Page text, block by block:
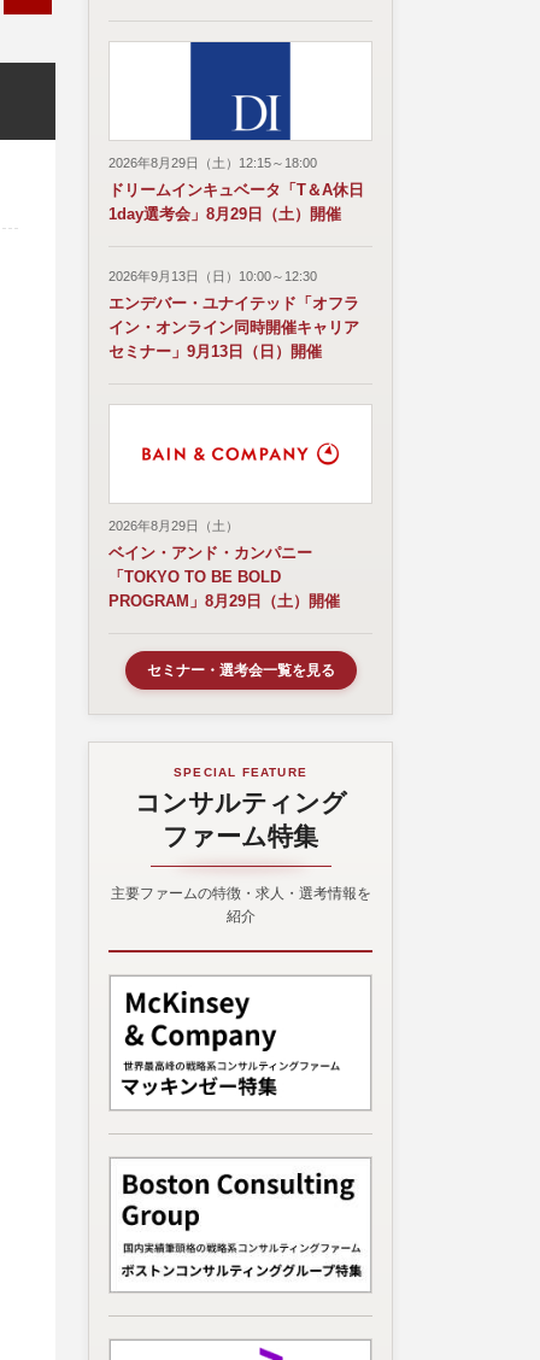
2026年8月29日（土）12:15～18:00
ドリームインキュベータ「T＆A休日
1day選考会」8月29日（土）開催
2026年9月13日（日）10:00～12:30
エンデバー・ユナイテッド「オフラ
イン・オンライン同時開催キャリア
セミナー」9月13日（日）開催
2026年8月29日（土）
ベイン・アンド・カンパニー
「TOKYO TO BE BOLD
PROGRAM」8月29日（土）開催
セミナー・選考会一覧を見る
SPECIAL FEATURE
コンサルティング
ファーム特集
主要ファームの特徴・求人・選考情報を
紹介